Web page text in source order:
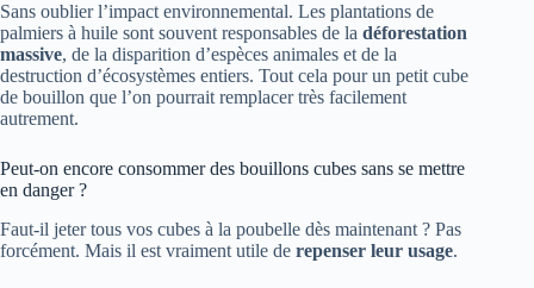
Sans oublier l’impact environnemental. Les plantations de
palmiers à huile sont souvent responsables de la déforestation
massive, de la disparition d’espèces animales et de la
destruction d’écosystèmes entiers. Tout cela pour un petit cube
de bouillon que l’on pourrait remplacer très facilement
autrement.
Peut-on encore consommer des bouillons cubes sans se mettre
en danger ?
Faut-il jeter tous vos cubes à la poubelle dès maintenant ? Pas
forcément. Mais il est vraiment utile de repenser leur usage.